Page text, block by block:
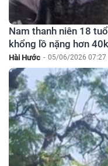
Nam thanh niên 18
khổng lồ nặng hơn
Hài Hước - 05/06/2026 07:27